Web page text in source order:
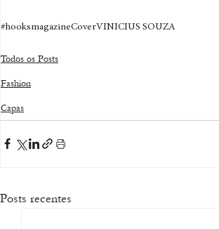
#hooksmagazineCoverVINICIUS SOUZA
Todos os Posts
Fashion
Capas
Posts recentes